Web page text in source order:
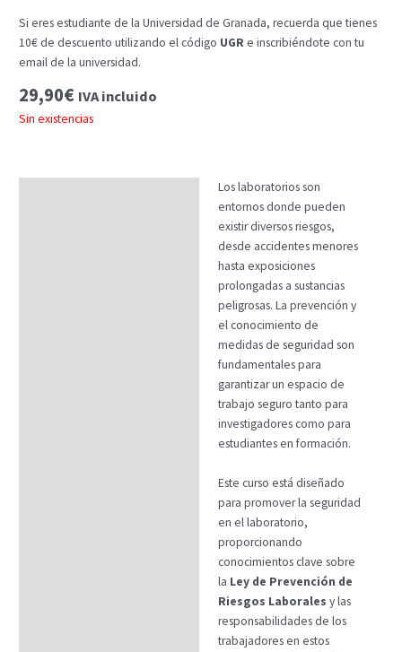
Si eres estudiante de la Universidad de Granada, recuerda que tienes
10€ de descuento utilizando el código UGRe inscribiéndote con tu
email de la universidad.
29,90€ IVA incluido
Sin existencias
Los laboratorios son
entornos donde pueden
existir diversos riesgos,
desde accidentes menores
hasta exposiciones
prolongadas a sustancias
peligrosas. La prevención y
el conocimiento de
medidas de seguridad son
fundamentales para
garantizar un espacio de
trabajo seguro tanto para
investigadores como para
estudiantes en formación.
Este curso está diseñado
para promover la seguridad
en el laboratorio,
proporcionando
conocimientos clave sobre
la Ley de Prevención de
Riesgos Laborales y las
responsabilidades de los
trabajadores en estos